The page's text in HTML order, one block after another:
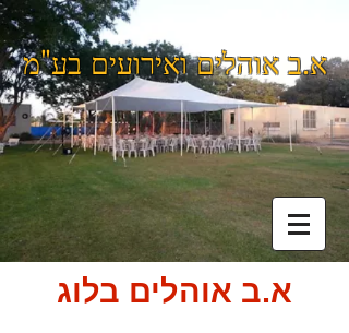
א.ב אוהלים ואירועים בע"מ
א.ב אוהלים בלוג